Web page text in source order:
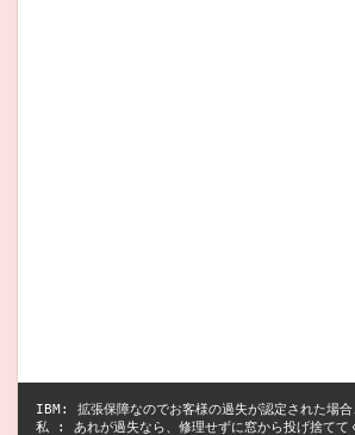
IBM: 拡張保障なのでお客様の過失が認定された場
私 : あれが過失なら、修理せずに窓から投げ捨てて